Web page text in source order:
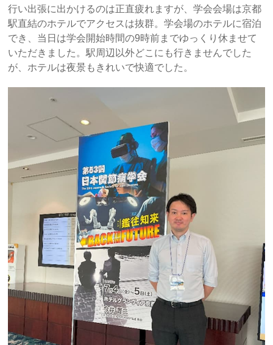
行い出張に出かけるのは正直疲れますが、学会会場は京都
駅直結のホテルでアクセスは抜群。学会場のホテルに宿泊
でき、当日は学会開始時間の9時前までゆっくり休ませて
いただきました。駅周辺以外どこにも行きませんでした
が、ホテルは夜景もきれいで快適でした。